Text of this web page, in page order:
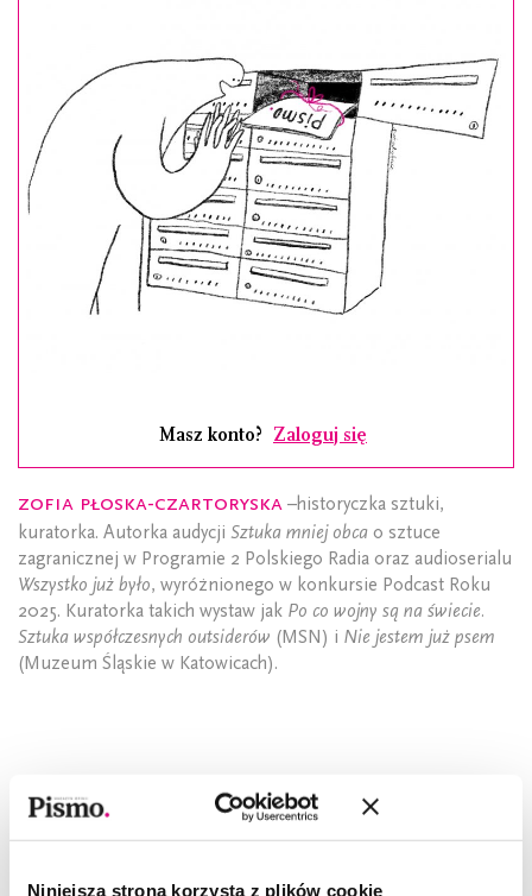
Niniejsza strona korzysta z plików cookie
Masz konto? Zaloguj się
Zofia Płoska-Czartoryska –historyczka sztuki,
kuratorka. Autorka audycji Sztuka mniej obca o sztuce
zagranicznej w Programie 2 Polskiego Radia oraz audioserialu
Wszystko już było, wyróżnionego w konkursie Podcast Roku
2025. Kuratorka takich wystaw jak Po co wojny są na świecie.
Sztuka współczesnych outsiderów (MSN) i Nie jestem już psem
(Muzeum Śląskie w Katowicach).
CZYTAJ TAKŻE